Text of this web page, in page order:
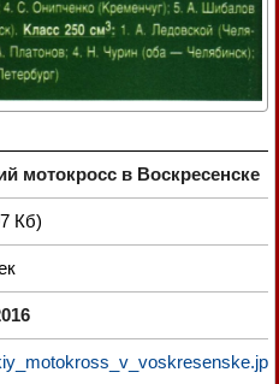
мотокросс в Воскресенске
Кб)